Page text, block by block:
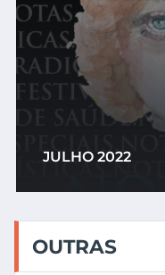
JULHO 2022
OUTRAS